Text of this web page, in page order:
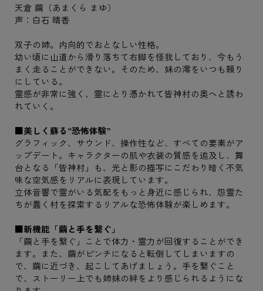
天倉 繭（あまくら まゆ）
声：白石 晴香
双子の姉。内向的でおとなしい性格。
幼い頃に山道から滑り落ちて右脚を怪我しており、今もう
まく走ることができない。そのため、妹の澪をいつも頼り
にしている。
霊感が非常に強く、霊にとり憑かれて皆神村の奥へと誘わ
れていく。
■美しく蘇る“恐怖体験”
グラフィック、サウンド、操作性など、すべての要素がア
ップデート。キャラクターの肌や衣装の質感を追及し、舞
台となる「皆神村」も、光と影の描写にこだわり暗く不気
味な空気感をリアルに表現しています。
立体音響で霊がいる気配をもっと身近に感じられ、怨霊た
ちが蠢く村を探索するリアルな恐怖体験が楽しめます。
■新機能「繭と手を繋ぐ」
「繭と手を繋ぐ」ことで体力・霊力が回復することができ
ます。また、繭がピンチになると転倒してしまいますの
で、繭に近づき、起こしてあげましょう。手を繋ぐこと
で、ストーリー上でも姉妹の絆をより感じられるようにな